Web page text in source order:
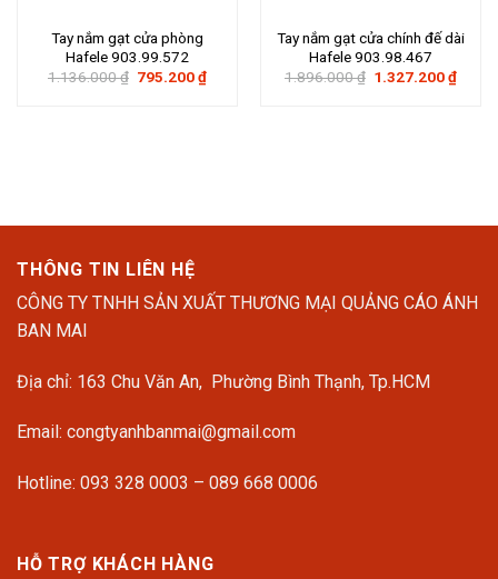
Tay nắm gạt cửa phòng
Hafele 903.99.572
1.136.000₫ Giá
795.200₫Giá
Tay nắm gạt cửa chính đế dài
Hafele 903.98.467
1.896.000₫ Giá
1.327.200₫Giá
THÔNG TIN LIÊN HỆ
CÔNG TY TNHH SẢN XUẤT THƯƠNG MẠI QUẢNG CÁO ÁNH
BAN MAI
Địa chỉ: 163 Chu Văn An, Phường Bình Thạnh, Tp.HCM
Email: congtyanhbanmai@gmail.com
Hotline: 093 328 0003 – 089 668 0006
HỖ TRỢ KHÁCH HÀNG